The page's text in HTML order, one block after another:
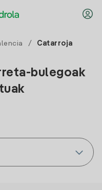
/ Catarroja
bulegoak